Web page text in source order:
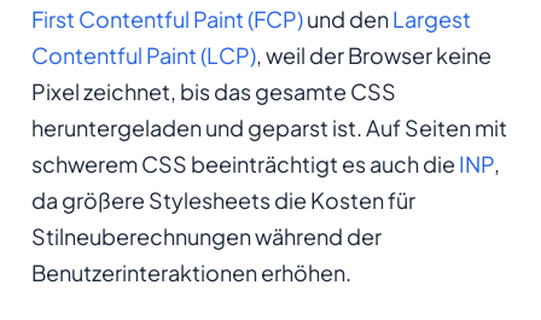
First Contentful Paint (FCP)und denLargest
Contentful Paint (LCP), weil der Browser keine
Pixel zeichnet, bis das gesamte CSS
heruntergeladen und geparst ist. Auf Seiten mit
schwerem CSS beeinträchtigt es auch die INP,
da größere Stylesheets die Kosten für
Stilneuberechnungen während der
Benutzerinteraktionen erhöhen.